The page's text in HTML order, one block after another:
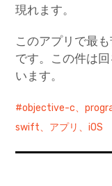
現れます。
このアプリで最
です。この件は
います。
objective-c、
swift、アプリ、iOS